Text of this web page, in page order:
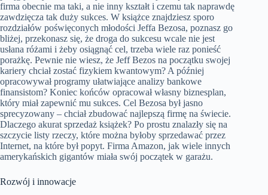
firma obecnie ma taki, a nie inny kształt i czemu tak naprawdę
zawdzięcza tak duży sukces. W książce znajdziesz sporo
rozdziałów poświęconych młodości Jeffa Bezosa, poznasz go
bliżej, przekonasz się, że droga do sukcesu wcale nie jest
usłana różami i żeby osiągnąć cel, trzeba wiele raz ponieść
porażkę. Pewnie nie wiesz, że Jeff Bezos na początku swojej
kariery chciał zostać fizykiem kwantowym? A później
opracowywał programy ułatwiające analizy bankowe
finansistom? Koniec końców opracował własny biznesplan,
który miał zapewnić mu sukces. Cel Bezosa był jasno
sprecyzowany – chciał zbudować najlepszą firmę na świecie.
Dlaczego akurat sprzedaż książek? Po prostu znalazły się na
szczycie listy rzeczy, które można byłoby sprzedawać przez
Internet, na które był popyt. Firma Amazon, jak wiele innych
amerykańskich gigantów miała swój początek w garażu.
Rozwój i innowacje